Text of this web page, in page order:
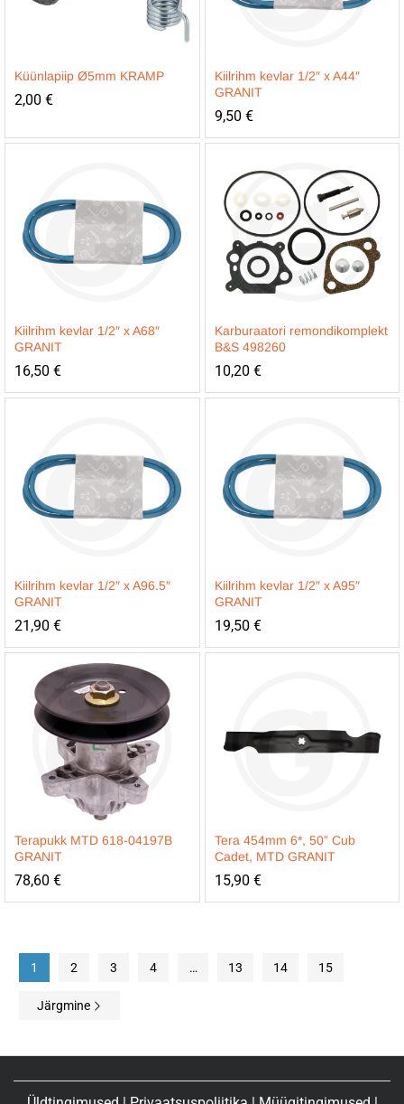
Küünlapiip Ø5mm KRAMP
2,00 €
Kiilrihm kevlar 1/2″ x A44″
GRANIT
9,50 €
Kiilrihm kevlar 1/2″ x A68″
GRANIT
16,50 €
Karburaatori remondikomplekt
B&S 498260
10,20 €
Kiilrihm kevlar 1/2″ x A96.5″
GRANIT
21,90 €
Kiilrihm kevlar 1/2″ x A95″
GRANIT
19,50 €
Terapukk MTD 618-04197B
GRANIT
78,60 €
Tera 454mm 6*, 50” Cub
Cadet, MTD GRANIT
15,90 €
1 2 3 4 … 13 14 15
Järgmine